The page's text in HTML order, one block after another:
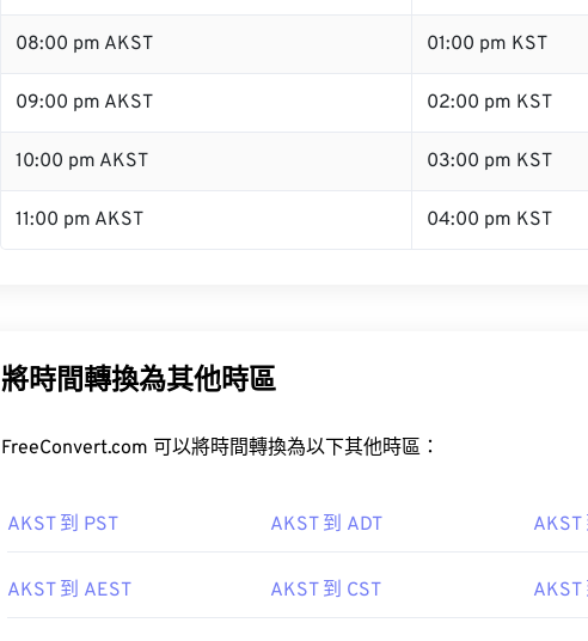
08:00 pm AKST 01:00 pm KST
09:00 pm AKST 02:00 pm KST
10:00 pm AKST 03:00 pm KST
11:00 pm AKST 04:00 pm KST
將時間轉換為其他時區
FreeConvert.com 可以將時間轉換為以下其他時區：
AKST 到 PST AKST 到 ADT AKST
AKST 到 AEST AKST 到 CST AKST